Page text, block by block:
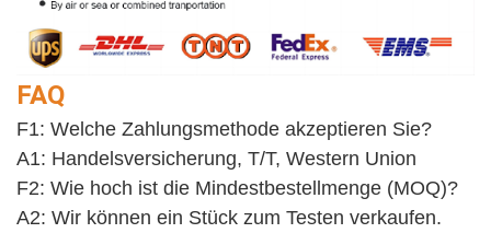
FAQ
F1: Welche Zahlungsmethode akzeptieren Sie?
A1: Handelsversicherung, T/T, Western Union
F2: Wie hoch ist die Mindestbestellmenge (MOQ)?
A2: Wir können ein Stück zum Testen verkaufen.